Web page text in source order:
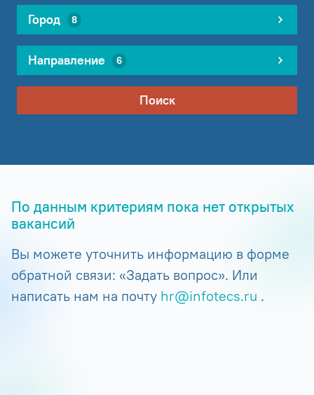
Город 8
Направление 6
Поиск
По данным критериям пока нет открытых
вакансий
Вы можете уточнить информацию в форме
обратной связи: «Задать вопрос». Или
написать нам на почту hr@infotecs.ru .